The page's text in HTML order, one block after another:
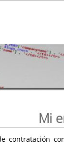
Mi
contratación